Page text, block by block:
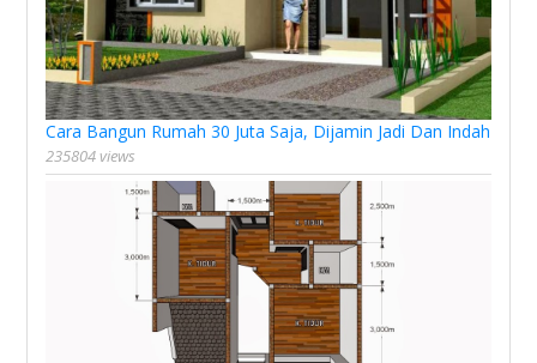
Cara Bangun Rumah 30 Juta Saja, Dijamin Jadi Dan Indah
235804 views